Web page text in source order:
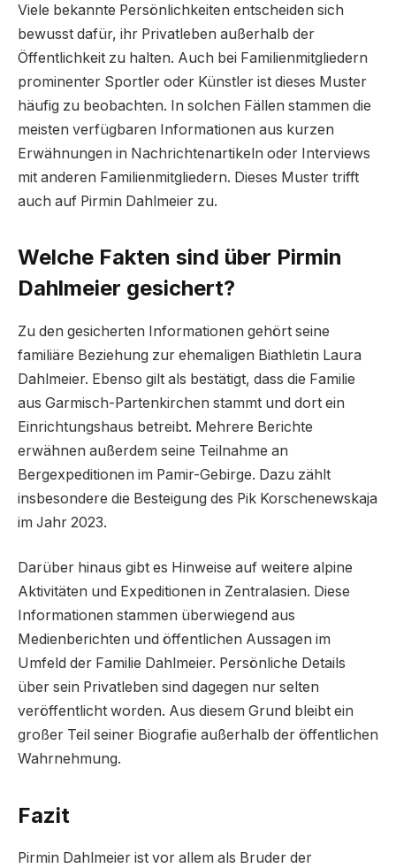
Viele bekannte Persönlichkeiten entscheiden sich
bewusst dafür, ihr Privatleben außerhalb der
Öffentlichkeit zu halten. Auch bei Familienmitgliedern
prominenter Sportler oder Künstler ist dieses Muster
häufig zu beobachten. In solchen Fällen stammen die
meisten verfügbaren Informationen aus kurzen
Erwähnungen in Nachrichtenartikeln oder Interviews
mit anderen Familienmitgliedern. Dieses Muster trifft
auch auf Pirmin Dahlmeier zu.
Welche Fakten sind über Pirmin
Dahlmeier gesichert?
Zu den gesicherten Informationen gehört seine
familiäre Beziehung zur ehemaligen Biathletin Laura
Dahlmeier. Ebenso gilt als bestätigt, dass die Familie
aus Garmisch-Partenkirchen stammt und dort ein
Einrichtungshaus betreibt. Mehrere Berichte
erwähnen außerdem seine Teilnahme an
Bergexpeditionen im Pamir-Gebirge. Dazu zählt
insbesondere die Besteigung des Pik Korschenewskaja
im Jahr 2023.
Darüber hinaus gibt es Hinweise auf weitere alpine
Aktivitäten und Expeditionen in Zentralasien. Diese
Informationen stammen überwiegend aus
Medienberichten und öffentlichen Aussagen im
Umfeld der Familie Dahlmeier. Persönliche Details
über sein Privatleben sind dagegen nur selten
veröffentlicht worden. Aus diesem Grund bleibt ein
großer Teil seiner Biografie außerhalb der öffentlichen
Wahrnehmung.
Fazit
Pirmin Dahlmeier ist vor allem als Bruder der